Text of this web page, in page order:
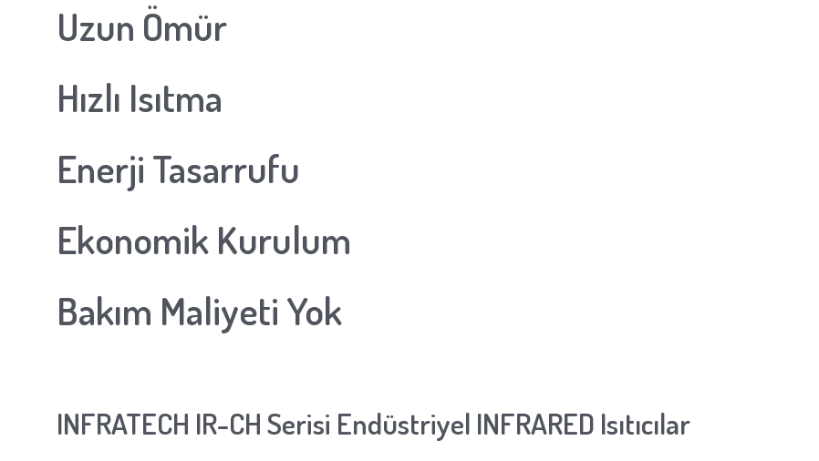
Uzun Ömür
Hızlı Isıtma
Enerji Tasarrufu
Ekonomik Kurulum
Bakım Maliyeti Yok
INFRATECH IR-CH Serisi Endüstriyel INFRARED Isıtıcılar